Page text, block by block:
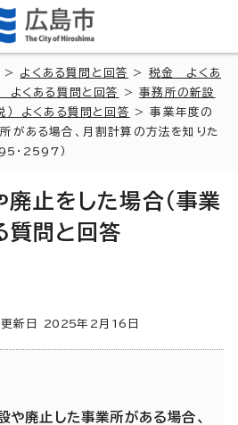
> よくある質問と回答 > 税金 よくあ
くある質問と回答 >事務所の新設
） よくある質問と回答
> 事業年度の
がある場合、月割計算の方法を知りた
・2597）
止をした場合（事業
質問と回答
日 2025年2月 16 日
や廃止した事業所がある場合、